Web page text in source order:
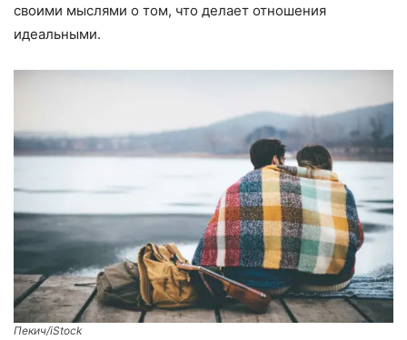
своими мыслями о том, что делает отношения
идеальными.
Пекич/iStock